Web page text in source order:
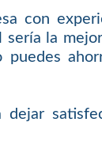
con
sería la
puedes
dejar